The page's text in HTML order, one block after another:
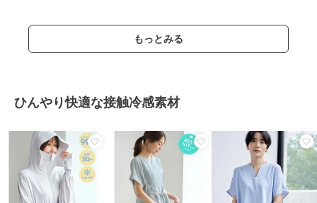
もっとみる
ひんやり快適な接触冷感素材